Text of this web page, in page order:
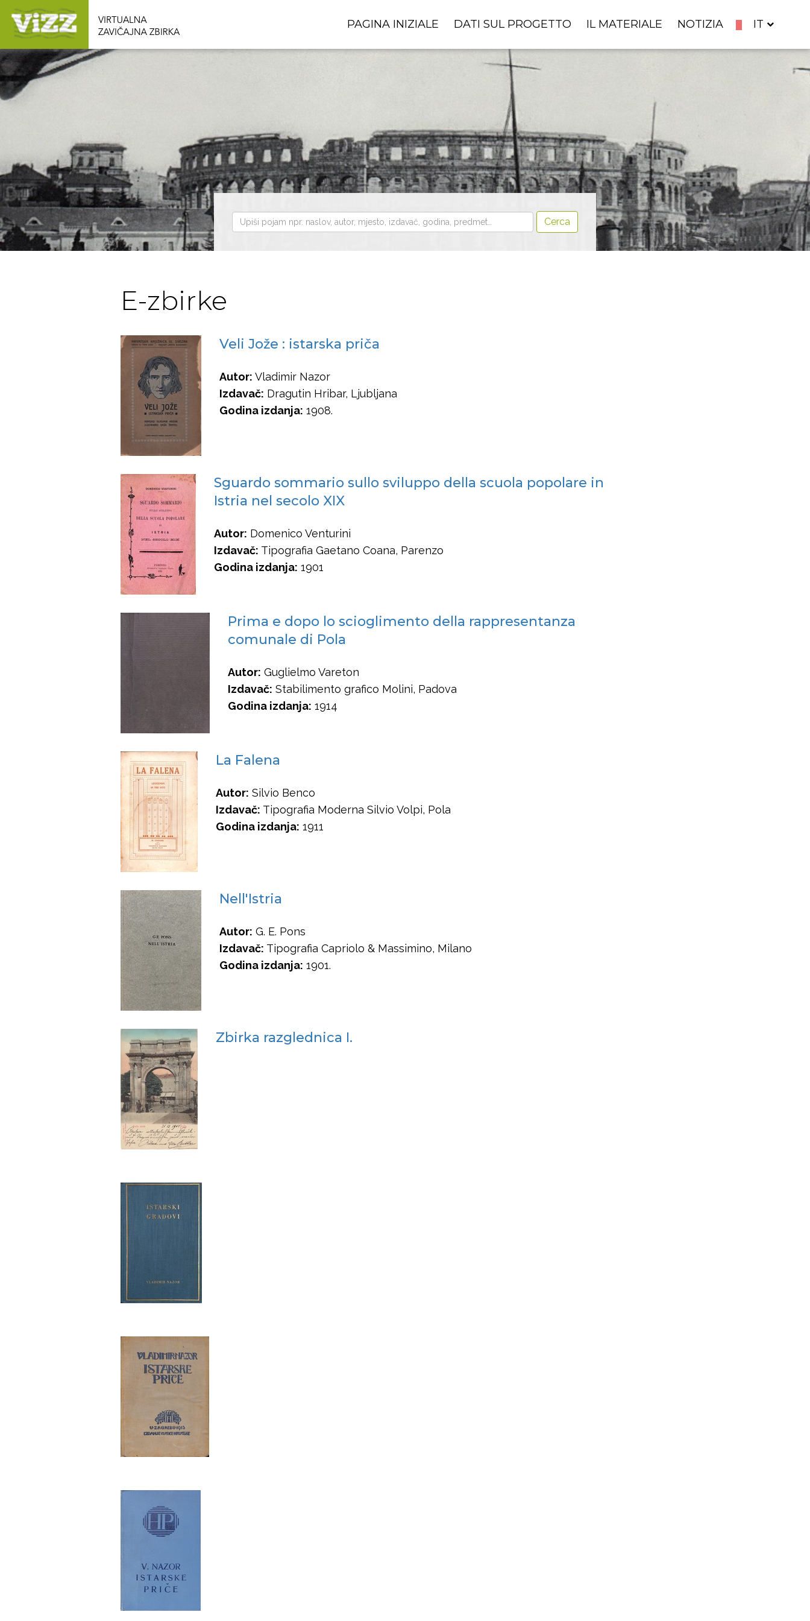
PAGINA INIZIALE DATI SUL PROGETTO IL MATERIALE NOTIZIA IT
Pretraži
zbirku
Cerca
E-zbirke
Veli Jože : istarska priča
Autor: Vladimir Nazor
Izdavač: Dragutin Hribar, Ljubljana
Godina izdanja: 1908.
Sguardo sommario sullo sviluppo della scuola popolare in
Istria nel secolo XIX
Autor: Domenico Venturini
Izdavač: Tipografia Gaetano Coana, Parenzo
Godina izdanja: 1901
Prima e dopo lo scioglimento della rappresentanza
comunale di Pola
Autor: Guglielmo Vareton
Izdavač: Stabilimento grafico Molini, Padova
Godina izdanja: 1914
La Falena
Autor: Silvio Benco
Izdavač: Tipografia Moderna Silvio Volpi, Pola
Godina izdanja: 1911
Nell'Istria
Autor: G. E. Pons
Izdavač: Tipografia Capriolo & Massimino, Milano
Godina izdanja: 1901.
Zbirka razglednica I.